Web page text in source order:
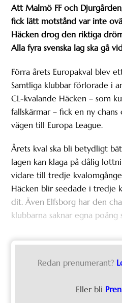
Att Malmö FF och
fick lätt motstånd var inte
Häcken drog den riktiga
Alla fyra svenska lag ska gå
Förra årets Europakval blev
Samtliga klubbar förlorade i
CL-kvalande Häcken – som
fallskärmar – fick en ny
vägen till Europa League.
Årets kval ska bli betydligt
lagen kan klaga på dålig
vidare till tredje
Häcken blir seedade i tredje
dit. Även Elfsborg har den
klubbarna saknar egna poäng
Redan prenumerant?
Eller bli